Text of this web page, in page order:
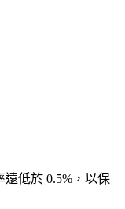
低於 0.5%，以保